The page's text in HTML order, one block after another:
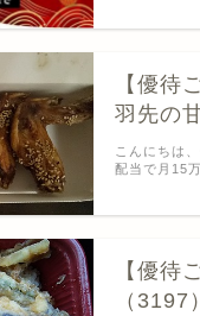
【優待
羽先の
こんにちは
配当で月15
【優待
（